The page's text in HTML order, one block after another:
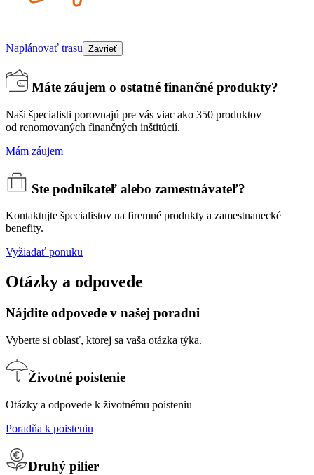
Naplánovať trasu Zavrieť
Máte záujem o ostatné finančné produkty?
Naši špecialisti porovnajú pre vás viac ako 350 produktov
od renomovaných finančných inštitúcií.
Mám záujem
Ste podnikateľ alebo zamestnávateľ?
Kontaktujte špecialistov na firemné produkty a zamestnanecké
benefity.
Vyžiadať ponuku
Otázky a odpovede
Nájdite odpovede v našej poradni
Vyberte si oblasť, ktorej sa vaša otázka týka.
Životné poistenie
Otázky a odpovede k životnému poisteniu
Poradňa k poisteniu
Druhý pilier